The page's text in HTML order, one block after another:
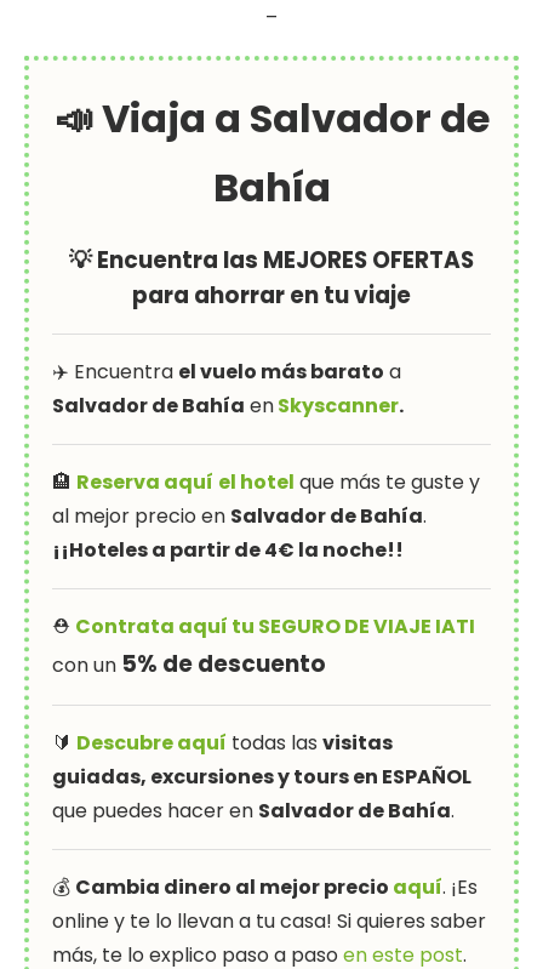
–
📣 Viaja a Salvador de
Bahía
💡 Encuentra las MEJORES OFERTAS
para ahorrar en tu viaje
✈️ Encuentra el vuelo más barato a
Salvador de Bahía enSkyscanner.
🏨 Reserva aquí el hotel que más te guste y
al mejor precio en Salvador de Bahía.
¡¡Hoteles a partir de 4€ la noche!!
⛑ Contrata aquí tu SEGURO DE VIAJE IATI
con un 5% de descuento
🔰 Descubre aquí todas lasvisitas
guiadas, excursiones y tours en ESPAÑOL
que puedes hacer en Salvador de Bahía.
💰 Cambia dinero al mejor precio aquí. ¡Es
online y te lo llevan a tu casa! Si quieres saber
más, te lo explico paso a pasoen este post.